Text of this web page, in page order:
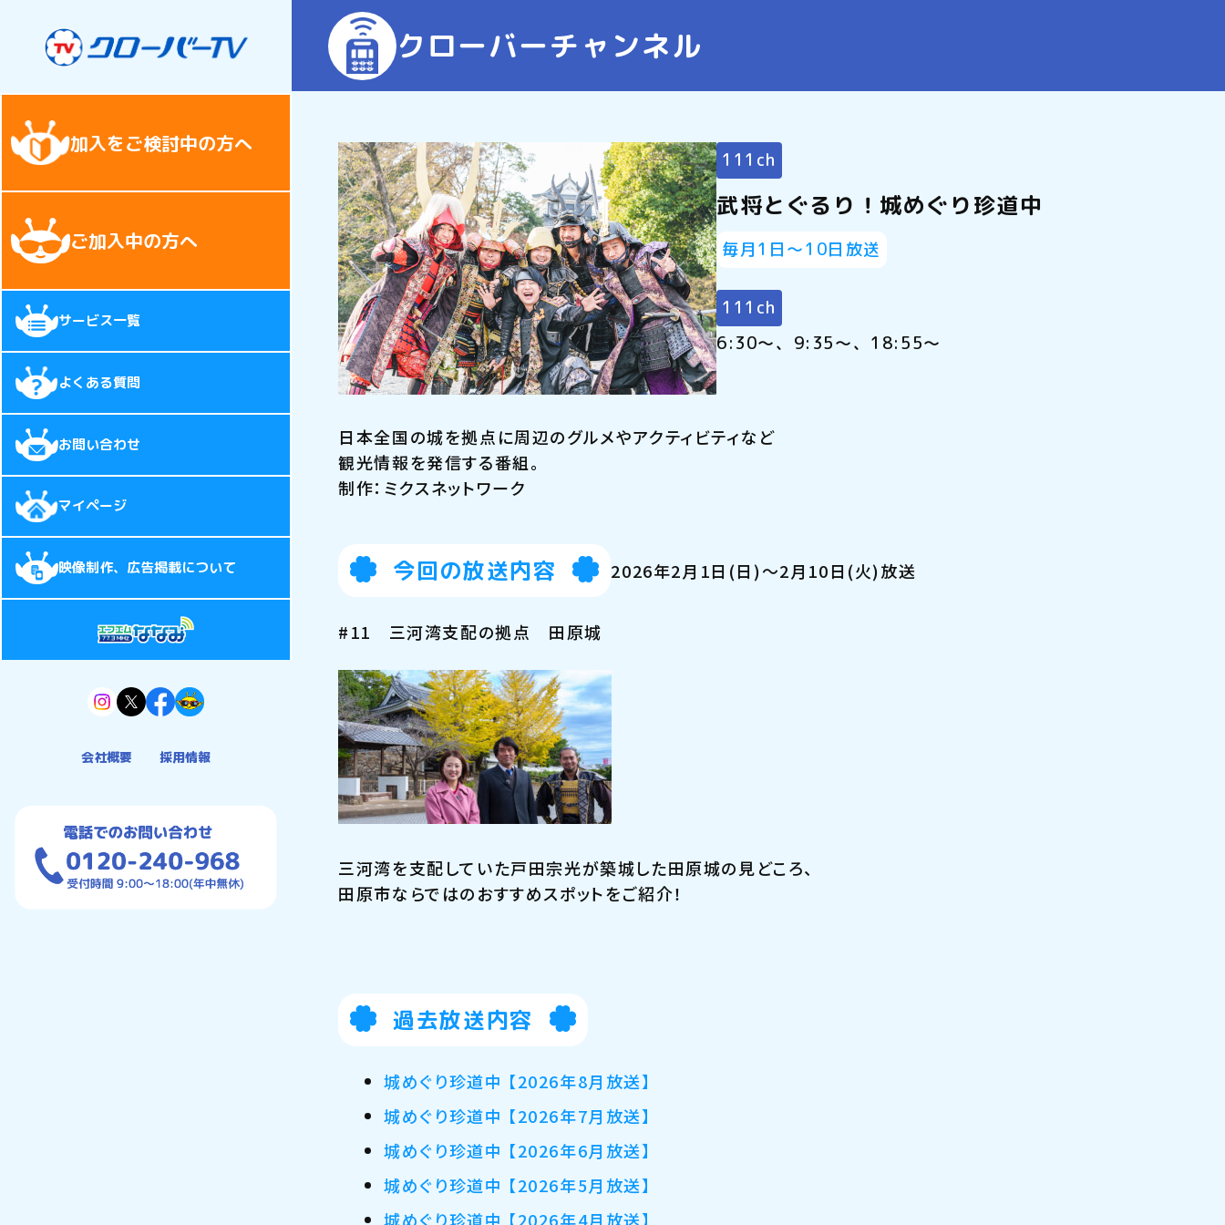
加入をご検討中の方へ
ご加入中の方へ
サービス一覧
よくある質問
お問い合わせ
マイページ
映像制作、広告掲載について
会社概要 採用情報
クローバーチャンネル
111ch
武将とぐるり！城めぐり珍道中
毎月1日～10日放送
111ch
6:30～、9:35～、18:55～
日本全国の城を拠点に周辺のグルメやアクティビティなど
観光情報を発信する番組。
制作：ミクスネットワーク
今回の放送内容 2026年2月1日(日)～2月10日(火)放送
#11 三河湾支配の拠点 田原城
三河湾を支配していた戸田宗光が築城した田原城の見どころ、
田原市ならではのおすすめスポットをご紹介！
過去放送内容
城めぐり珍道中 【2026年8月放送】
城めぐり珍道中 【2026年7月放送】
城めぐり珍道中 【2026年6月放送】
城めぐり珍道中 【2026年5月放送】
城めぐり珍道中 【2026年4月放送】